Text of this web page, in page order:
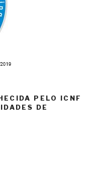
PELO ICNF
DE